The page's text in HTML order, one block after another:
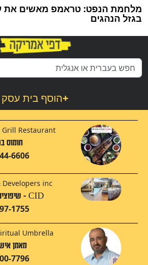
מלחמת הנפט: טראמפ מאשים את
בגזל הנהגים
הוסף בית עסק+
Restaurant
חומוס
6606
inc
CID - שיפוצים ובנייה חדשה
1755
Umbrella
מאמן
7796